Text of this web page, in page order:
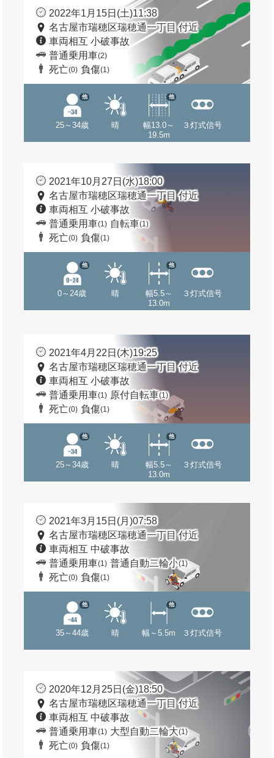
2022年1月15日(土)11:38
名古屋市瑞穂区瑞穂通一丁目 付近
車両相互 小破事故
普通乗用車(2)
死亡(0) 負傷(1)
25～34歳
他
晴
幅13.0～
19.5m
他
３灯式信号
2021年10月27日(水)18:00
名古屋市瑞穂区瑞穂通一丁目 付近
車両相互 小破事故
普通乗用車(1) 自転車(1)
死亡(0) 負傷(1)
0～24歳
他
晴
幅5.5～
13.0m
他
３灯式信号
2021年4月22日(木)19:25
名古屋市瑞穂区瑞穂通一丁目 付近
車両相互 小破事故
普通乗用車(1) 原付自転車(1)
死亡(0) 負傷(1)
25～34歳
他
晴
幅5.5～
13.0m
他
３灯式信号
2021年3月15日(月)07:58
名古屋市瑞穂区瑞穂通一丁目 付近
車両相互 中破事故
普通乗用車(1) 普通自動二輪小(1)
死亡(0) 負傷(1)
35～44歳
他
晴 幅～5.5m
他
３灯式信号
2020年12月25日(金)18:50
名古屋市瑞穂区瑞穂通一丁目 付近
車両相互 中破事故
普通乗用車(1) 大型自動二輪大(1)
死亡(0) 負傷(1)